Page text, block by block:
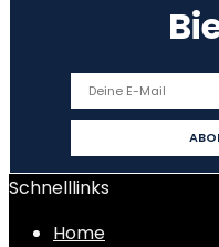
Schnelllinks
Home